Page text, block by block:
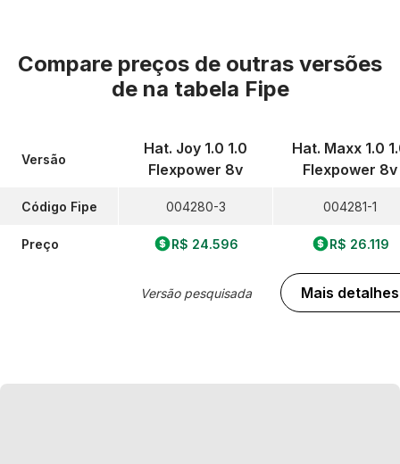
Compare preços de outras versões
de na tabela Fipe
Versão
Código Fipe
Preço
Hat. Joy 1.0 1.0
Flexpower 8v
004280-3
R$ 24.596
Versão pesquisada
Hat. Maxx 1.0
Flexpower 8v
004281-1
R$ 26.119
Mais detalhes